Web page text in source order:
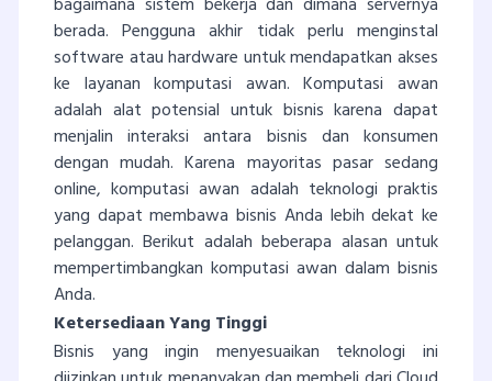
berada. Pengguna akhir tidak perlu menginstal
software atau hardware untuk mendapatkan akses
ke layanan komputasi awan. Komputasi awan
adalah alat potensial untuk bisnis karena dapat
menjalin interaksi antara bisnis dan konsumen
dengan mudah. Karena mayoritas pasar sedang
online, komputasi awan adalah teknologi praktis
yang dapat membawa bisnis Anda lebih dekat ke
pelanggan. Berikut adalah beberapa alasan untuk
mempertimbangkan komputasi awan dalam bisnis
Anda.
Ketersediaan Yang Tinggi
Bisnis yang ingin menyesuaikan teknologi ini